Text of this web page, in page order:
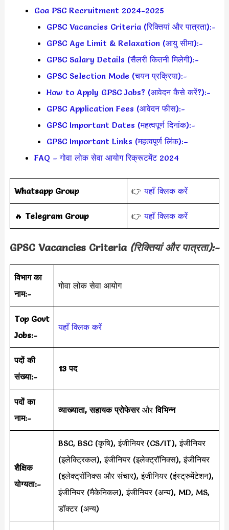
Goa PSC Recruitment 2024-2025
GPSC Vacancies Criteria (रिक्तियां और पात्रता):-
GPSC Age Limit & Relaxation (आयु सीमा):-
GPSC Salary Details (सैलरी कितनी मिलेगी):-
GPSC Selection Mode (चयन प्रक्रिया):-
How to Apply GPSC Jobs? (आवेदन कैसे करें?):-
GPSC Application Fees (आवेदन फीस):-
GPSC Important Dates (महत्वपूर्ण दिनांक):-
GPSC Important Links (महत्वपूर्ण लिंक):–
FAQ – गोवा लोक सेवा आयोग रिक्रूटमेंट 2024
Whatsapp Group 👉यहाँ क्लिक करें
‎️‍🔥 Telegram Group 👉यहाँ क्लिक करें
GPSC Vacancies Criteria (रिक्तियां और पात्रता):-
विभाग का
नाम:-
गोवा लोक सेवा आयोग
Top Govt
Jobs:-
यहाँ क्लिक करें
पदों की
संख्या:-
13 पद
पदों का
नाम:-
व्याख्याता, सहायक प्रोफेसर औरविभिन्न
शैक्षिक
योग्यता:-
BSC, BSC (कृषि), इंजीनियर (CS/IT), इंजीनियर
(इलेक्ट्रिकल), इंजीनियर (इलेक्ट्रॉनिक्स), इंजीनियर
(इलेक्ट्रॉनिक्स और संचार), इंजीनियर (इंस्ट्रुमेंटेशन),
इंजीनियर (मैकेनिकल), इंजीनियर (अन्य), MD, MS,
डॉक्टर (अन्य)